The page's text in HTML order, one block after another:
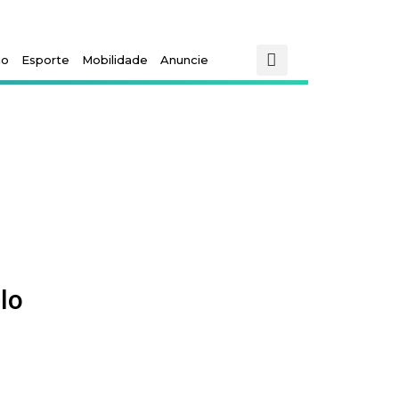
Esporte Mobilidade Anuncie